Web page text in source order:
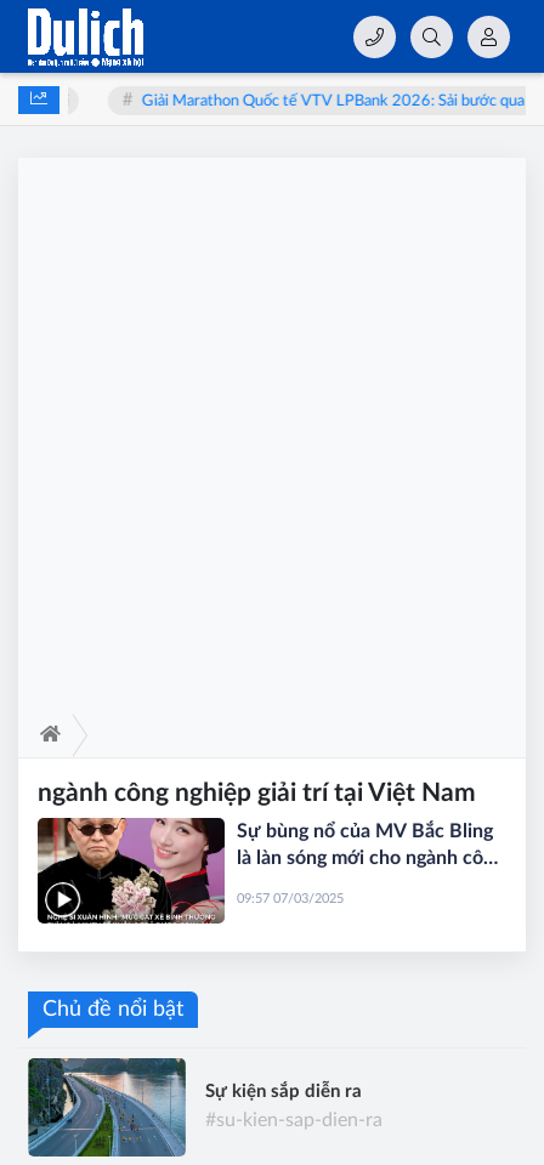
thai Giải Marathon Quốc tế VTV LPBank 2026: Sải bước qua
ngành công nghiệp giải trí tại Việt Nam
Sự bùng nổ của MV Bắc Bling
là làn sóng mới cho ngành công
09:57 07/03/2025
Chủ đề nổi bật
Sự kiện sắp diễn ra
#su-kien-sap-dien-ra